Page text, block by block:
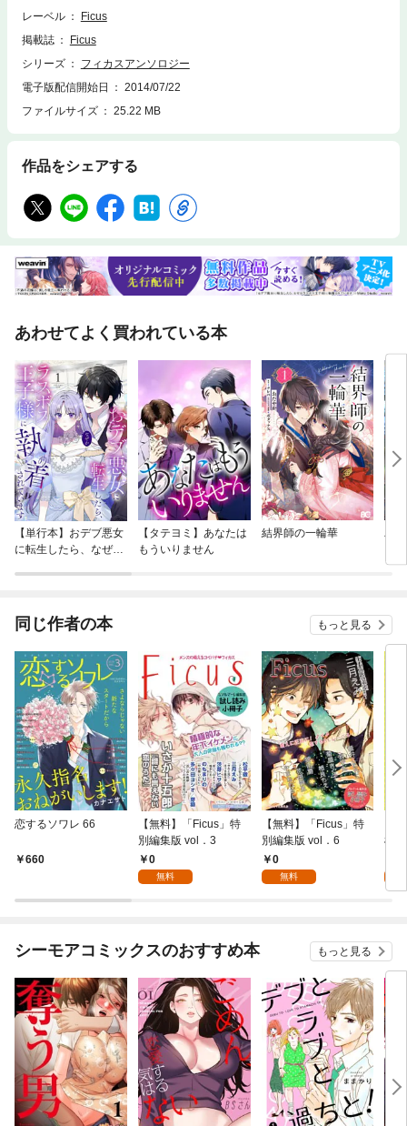
レーベル
Ficus
掲載誌
Ficus
シリーズ
フィカスアンソロジー
電子版配信開始日
2014/07/22
ファイルサイズ
25.22 MB
作品をシェアする
あわせてよく買われている本
【単行本】おデブ悪女
に転生したら、なぜか
【タテヨミ】あなたは
もういりません
結界師の一輪華
バ
今
同じ作者の本 もっと見る
恋するソワレ 66
660
【無料】「Ficus」特
別編集版 vol．3
0
無料
【無料】「Ficus」特
別編集版 vol．6
0
無料
桃
シーモアコミックスのおすすめ本 もっと見る